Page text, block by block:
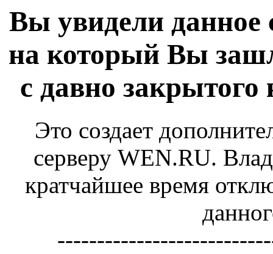
Вы увидели данное
на который Вы
с давно
Это создает
серверу WEN.RU.
кратчайшее время